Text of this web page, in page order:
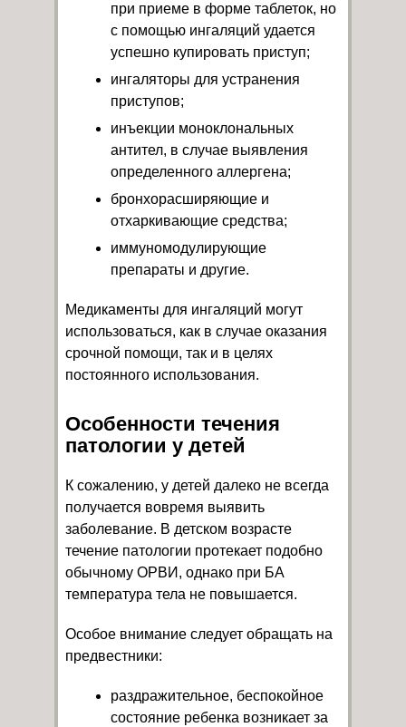
при приеме в форме таблеток, но
с помощью ингаляций удается
успешно купировать приступ;
ингаляторы для устранения
приступов;
инъекции моноклональных
антител, в случае выявления
определенного аллергена;
бронхорасширяющие и
отхаркивающие средства;
иммуномодулирующие
препараты и другие.
Медикаменты для ингаляций могут
использоваться, как в случае оказания
срочной помощи, так и в целях
постоянного использования.
Особенности течения
патологии у детей
К сожалению, у детей далеко не всегда
получается вовремя выявить
заболевание. В детском возрасте
течение патологии протекает подобно
обычному ОРВИ, однако при БА
температура тела не повышается.
Особое внимание следует обращать на
предвестники:
раздражительное, беспокойное
состояние ребенка возникает за